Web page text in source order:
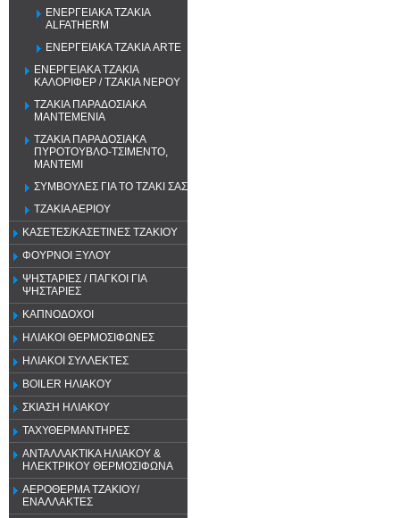
ΕΝΕΡΓΕΙΑΚΑ ΤΖΑΚΙΑ
ALFATHERM
ΕΝΕΡΓΕΙΑΚΑ ΤΖΑΚΙΑ ARTE
ΕΝΕΡΓΕΙΑΚΑ ΤΖΑΚΙΑ
ΚΑΛΟΡΙΦΕΡ / ΤΖΑΚΙΑ ΝΕΡΟΥ
ΤΖΑΚΙΑ ΠΑΡΑΔΟΣΙΑΚΑ
ΜΑΝΤΕΜΕΝΙΑ
ΤΖΑΚΙΑ ΠΑΡΑΔΟΣΙΑΚΑ
ΠΥΡΟΤΟΥΒΛΟ-ΤΣΙΜΕΝΤΟ,
ΜΑΝΤΕΜΙ
ΣΥΜΒΟΥΛΕΣ ΓΙΑ ΤΟ ΤΖΑΚΙ ΣΑΣ
ΤΖΑΚΙΑ ΑΕΡΙΟΥ
ΚΑΣΕΤΕΣ/ΚΑΣΕΤΙΝΕΣ ΤΖΑΚΙΟΥ
ΦΟΥΡΝΟΙ ΞΥΛΟΥ
ΨΗΣΤΑΡΙΕΣ / ΠΑΓΚΟΙ ΓΙΑ
ΨΗΣΤΑΡΙΕΣ
ΚΑΠΝΟΔΟΧΟΙ
ΗΛΙΑΚΟΙ ΘΕΡΜΟΣΙΦΩΝΕΣ
ΗΛΙΑΚΟΙ ΣΥΛΛΕΚΤΕΣ
BOILER ΗΛΙΑΚΟΥ
ΣΚΙΑΣΗ ΗΛΙΑΚΟΥ
ΤΑΧΥΘΕΡΜΑΝΤΗΡΕΣ
ΑΝΤΑΛΛΑΚΤΙΚΑ ΗΛΙΑΚΟΥ &
ΗΛΕΚΤΡΙΚΟΥ ΘΕΡΜΟΣΙΦΩΝΑ
ΑΕΡΟΘΕΡΜΑ ΤΖΑΚΙΟΥ/
ΕΝΑΛΛΑΚΤΕΣ